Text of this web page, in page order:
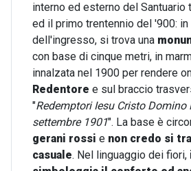
interno ed esterno del Santuario
ed il primo trentennio del '900:
dell'ingresso, si trova una
con base di cinque metri, in
innalzata nel 1900 per rendere
Redentore e sul braccio
"Redemptori Iesu Cristo Domino
settembre 1901". La base è
gerani rossi e non credo si
casuale. Nel linguaggio dei fiori,